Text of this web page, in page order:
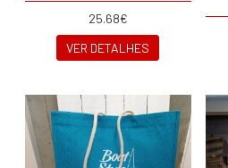
25.68€
VER DETALHES